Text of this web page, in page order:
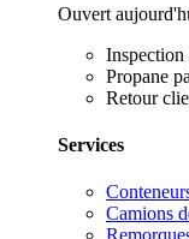
Ouvert
Inspection
Propane
Retour
Services
Camions